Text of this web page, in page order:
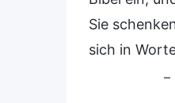
Sie
sich in
–